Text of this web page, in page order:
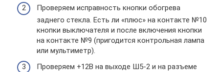
Проверяем исправность кнопки обогрева
заднего стекла. Есть ли «плюс» на контакте №10
кнопки выключателя и после включения кнопки
на контакте №9 (пригодится контрольная лампа
или мультиметр).
Проверяем +12В на выходе Ш5-2 и на разъеме